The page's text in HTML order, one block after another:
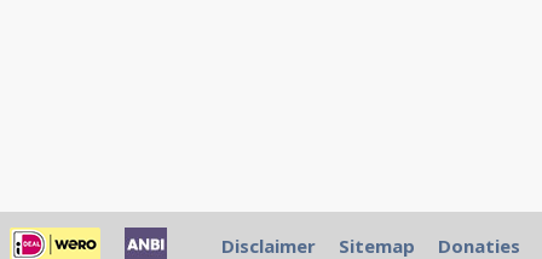
Disclaimer Sitemap Donaties